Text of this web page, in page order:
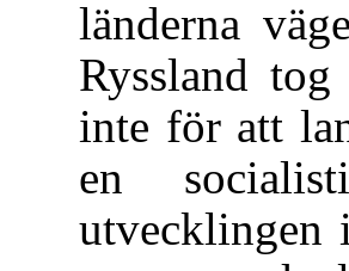
länderna
Ryssland
inte för att
en
utvecklingen